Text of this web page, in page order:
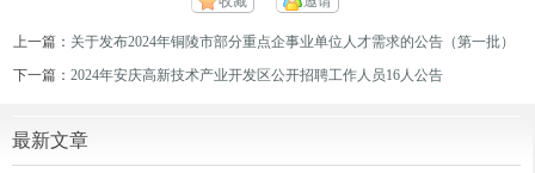
上一篇： 关于发布2024年铜陵市部分重点企事业单位人才需求的公告（第一批）
下一篇：2024年安庆高新技术产业开发区公开招聘工作人员16人公告
最新文章